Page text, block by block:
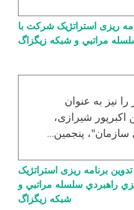
ریزی استراتژیک شرکت با
مراتبي و شبکه زیگزاگ
نیز به عنوان
شیرازی،
سازمان"، پنجمین…
تدوین برنامه ریزی استراتژیک
راهبردي سلسله مراتبي و
شبکه زیگزاگ